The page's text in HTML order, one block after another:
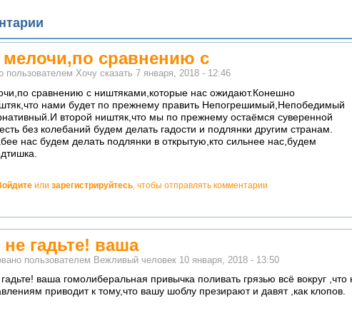
мелочи,по сравнению с
пользователем Хочу сказать 7 января, 2018 - 12:46
сравнению с ништяками,которые нас ожидают.Конешно
нами будет по прежнему править Непогрешимый,Непобедимый
второй ништяк,что мы по прежнему остаёмся суверенной
без колебаний будем делать гадости и подлянки другим странам.
нас будем делать подлянки в открытую,кто сильнее нас,будем
или зарегистрируйтесь, чтобы отправлять комментарии
гадьте! ваша
пользователем Вежливый человек 10 января, 2018 - 13:50
ваша гомолиберальная привычка поливать грязью всё вокруг ,что
приводит к тому,что вашу шоблу презирают и давят ,как клопов.